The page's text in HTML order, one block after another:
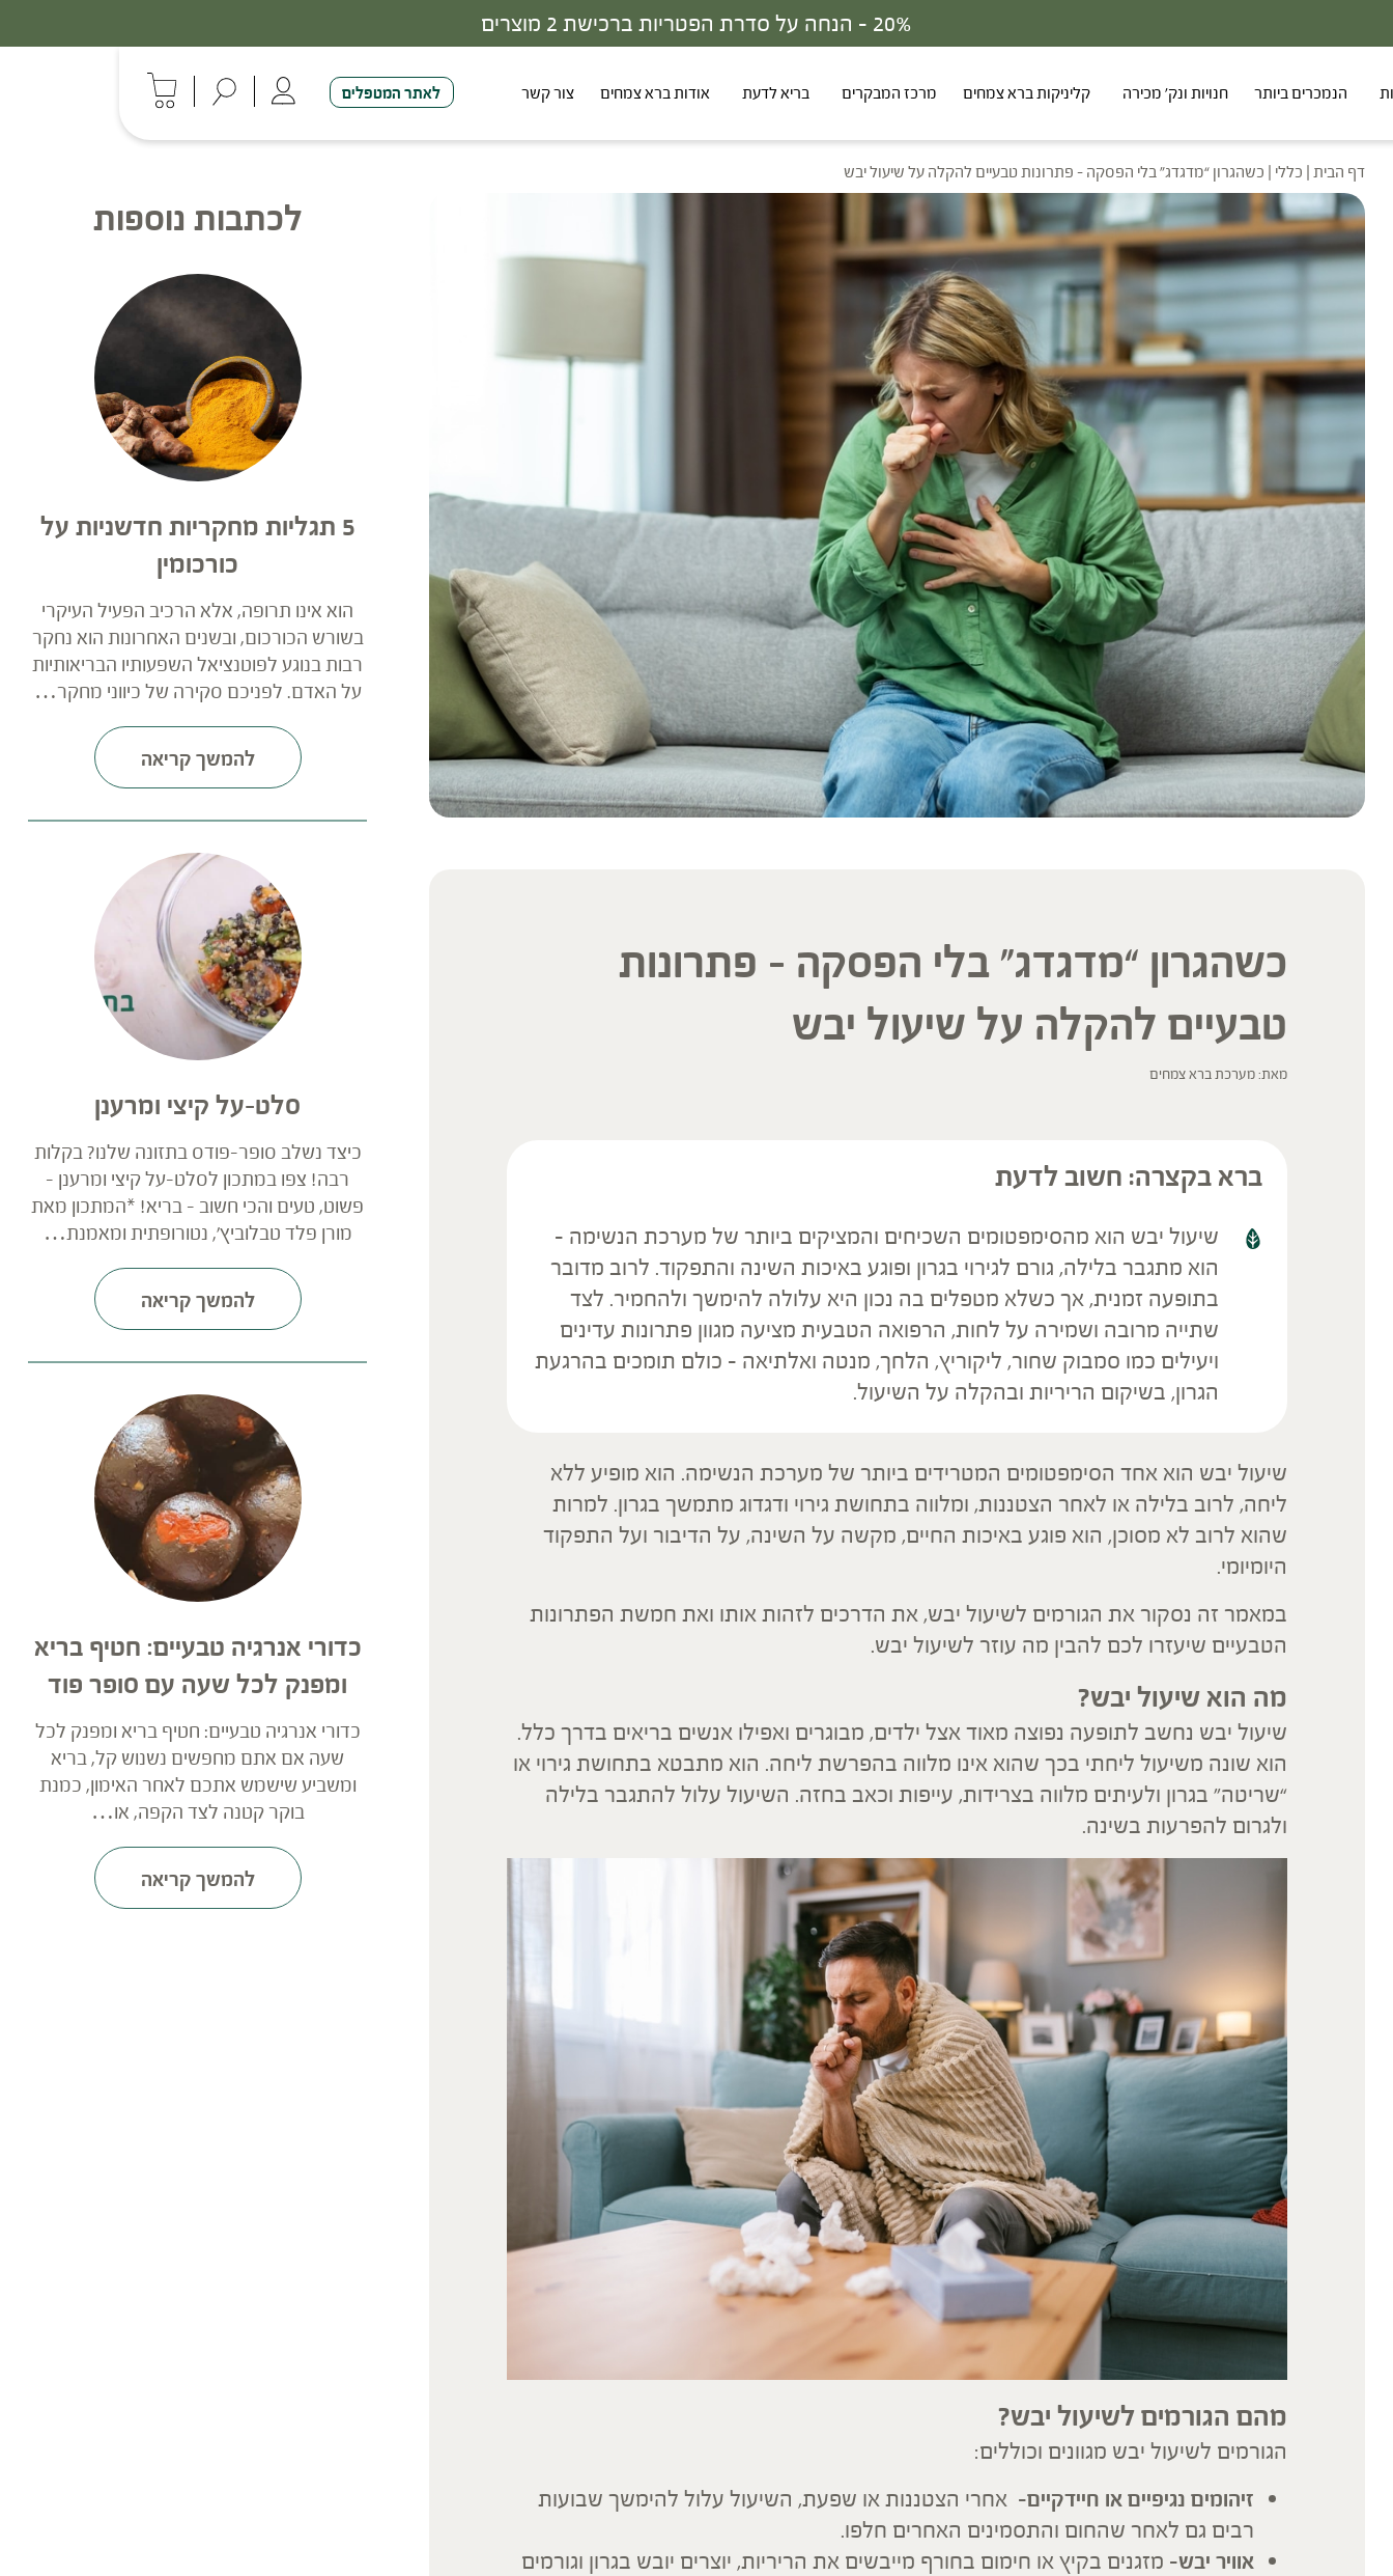
30% - הנחה על סדרת הפטריות ברכישת 3 מוצרים
הנמכרים ביותר חנויות ונק' מכירה קליניקות ברא צמחים מרכז המבקרים בריא לדעת אודות ברא צמחים צור קשר לאתר המטפלים
דף הבית | כללי | כשהגרון “מדגדג” בלי הפסקה – פתרונות טבעיים להקלה על שיעול יבש
כשהגרון “מדגדג” בלי הפסקה – פתרונות
טבעיים להקלה על שיעול יבש
מאת: מערכת ברא צמחים
ברא בקצרה: חשוב לדעת
שיעול יבש הוא מהסימפטומים השכיחים והמציקים ביותר של מערכת הנשימה –
הוא מתגבר בלילה, גורם לגירוי בגרון ופוגע באיכות השינה והתפקוד. לרוב מדובר
בתופעה זמנית, אך כשלא מטפלים בה נכון היא עלולה להימשך ולהחמיר. לצד
שתייה מרובה ושמירה על לחות, הרפואה הטבעית מציעה מגוון פתרונות עדינים
ויעילים כמו סמבוק שחור, ליקוריץ, הלחך, מנטה ואלתיאה – כולם תומכים בהרגעת
הגרון, בשיקום הריריות ובהקלה על השיעול.
שיעול יבש הוא אחד הסימפטומים המטרידים ביותר של מערכת הנשימה. הוא מופיע ללא
ליחה, לרוב בלילה או לאחר הצטננות, ומלווה בתחושת גירוי ודגדוג מתמשך בגרון. למרות
שהוא לרוב לא מסוכן, הוא פוגע באיכות החיים, מקשה על השינה, על הדיבור ועל התפקוד
היומיומי.
במאמר זה נסקור את הגורמים לשיעול יבש, את הדרכים לזהות אותו ואת חמשת הפתרונות
הטבעיים שיעזרו לכם להבין מה עוזר לשיעול יבש.
מה הוא שיעול יבש?
שיעול יבש נחשב לתופעה נפוצה מאוד אצל ילדים, מבוגרים ואפילו אנשים בריאים בדרך כלל.
הוא שונה משיעול ליחתי בכך שהוא אינו מלווה בהפרשת ליחה. הוא מתבטא בתחושת גירוי או
“שריטה” בגרון ולעיתים מלווה בצרידות, עייפות וכאב בחזה. השיעול עלול להתגבר בלילה
ולגרום להפרעות בשינה.
מהם הגורמים לשיעול יבש?
הגורמים לשיעול יבש מגוונים וכוללים:
זיהומים נגיפיים או חיידקיים– אחרי הצטננות או שפעת, השיעול עלול להימשך שבועות
רבים גם לאחר שהחום והתסמינים האחרים חלפו.
אוויר יבש– מזגנים בקיץ או חימום בחורף מייבשים את הריריות, יוצרים יובש בגרון וגורמים
לכתבות נוספות
5 תגליות מחקריות חדשניות על
כורכומין
הוא אינו תרופה, אלא הרכיב הפעיל העיקרי
בשורש הכורכום, ובשנים האחרונות הוא נחקר
רבות בנוגע לפוטנציאל השפעותיו הבריאותיות
על האדם. לפניכם סקירה של כיווני מחקר…
להמשך קריאה
סלט-על קיצי ומרענן
כיצד נשלב סופר-פודס בתזונה שלנו? בקלות
רבה! צפו במתכון לסלט-על קיצי ומרענן –
פשוט, טעים והכי חשוב – בריא! *המתכון מאת
מורן פלד טבלוביץ', נטורופתית ומאמנת…
להמשך קריאה
כדורי אנרגיה טבעיים: חטיף בריא
ומפנק לכל שעה עם סופר פוד
כדורי אנרגיה טבעיים: חטיף בריא ומפנק לכל
שעה אם אתם מחפשים נשנוש קל, בריא
ומשביע שישמש אתכם לאחר האימון, כמנת
בוקר קטנה לצד הקפה, או…
להמשך קריאה